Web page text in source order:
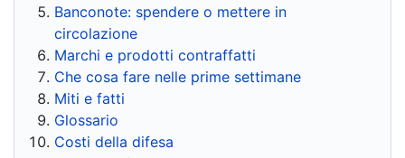
Banconote: spendere o mettere in
circolazione
Marchi e prodotti contraffatti
Che cosa fare nelle prime settimane
Miti e fatti
Glossario
Costi della difesa